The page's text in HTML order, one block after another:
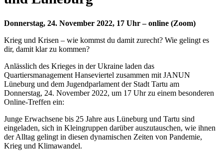
Donnerstag, 24. November 2022, 17 Uhr – online (Zoom)
Krieg und Krisen – wie kommst du damit zurecht? Wie gelingt es
dir, damit klar zu kommen?
Anlässlich des Krieges in der Ukraine laden das
Quartiersmanagement Hanseviertel zusammen mit JANUN
Lüneburg und dem Jugendparlament der Stadt Tartu am
Donnerstag, 24. November 2022, um 17 Uhr zu einem besonderen
Online-Treffen ein:
Junge Erwachsene bis 25 Jahre aus Lüneburg und Tartu sind
eingeladen, sich in Kleingruppen darüber auszutauschen, wie ihnen
der Alltag gelingt in diesen dynamischen Zeiten von Pandemie,
Krieg und Klimawandel.